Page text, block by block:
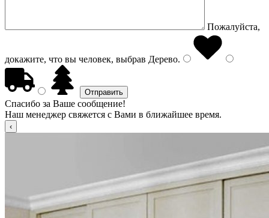
Пожалуйста,
докажите, что вы человек, выбрав Дерево.
Спасибо за Ваше сообщение!
Наш менеджер свяжется с Вами в ближайшее время.